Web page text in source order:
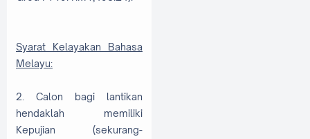
Syarat Kelayakan Bahasa
Melayu:
2. Calon bagi lantikan
hendaklah memiliki
Kepujian (sekurang-